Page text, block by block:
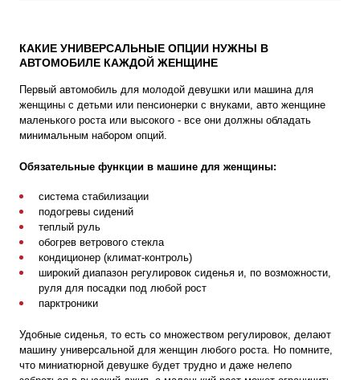
КАКИЕ УНИВЕРСАЛЬНЫЕ ОПЦИИ НУЖНЫ В
АВТОМОБИЛЕ КАЖДОЙ ЖЕНЩИНЕ
Первый автомобиль для молодой девушки или машина для
женщины с детьми или пенсионерки с внуками, авто женщине
маленького роста или высокого - все они должны обладать
минимальным набором опций.
Обязательные функции в машине для женщины:
система стабилизации
подогревы сидений
теплый руль
обогрев ветрового стекла
кондиционер (климат-контроль)
широкий диапазон регулировок сиденья и, по возможности,
руля для посадки под любой рост
парктроники
Удобные сиденья, то есть со множеством регулировок, делают
машину универсальной для женщин любого роста. Но помните,
что миниатюрной девушке будет трудно и даже нелепо